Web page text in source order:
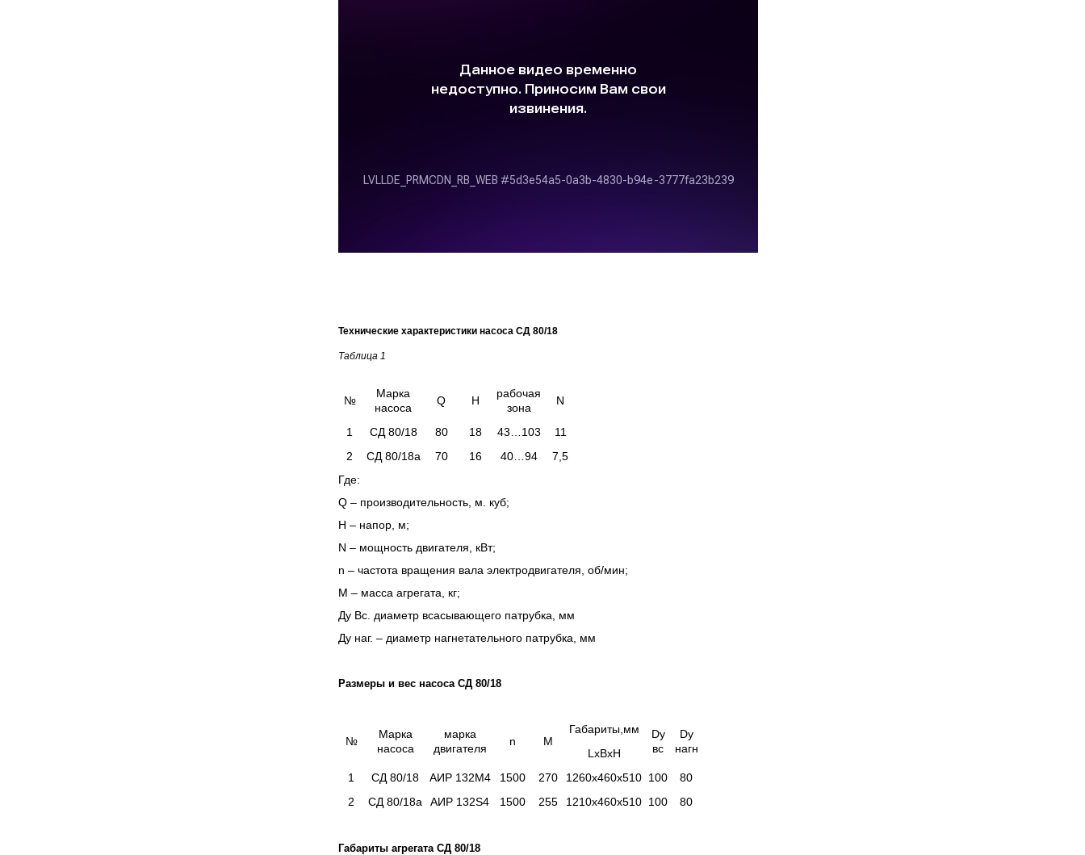
Технические характеристики насоса СД 80/18
Таблица 1
№
Марка
насоса
Q H
рабочая
зона
N
1 СД 80/18 80 18 43…103
11
2
СД 80/18а 70 16 40…94
7,5
Где:
Q – производительность, м. куб;
Н – напор, м;
N – мощность двигателя, кВт;
n – частота вращения вала электродвигателя, об/мин;
М – масса агрегата, кг;
Ду Вс. диаметр всасывающего патрубка, мм
Ду наг. – диаметр нагнетательного патрубка, мм
Размеры и вес насоса СД 80/18
№
Марка
насоса
марка
двигателя
n M
Габариты,мм
Dy
вс
Dy
нагн
LxBxH
1
СД 80/18 АИР 132М4 1500 270 1260х460х510 100
80
2
СД 80/18а АИР 132S4 1500 255 1210х460х510 100 80
Габариты агрегата СД 80/18